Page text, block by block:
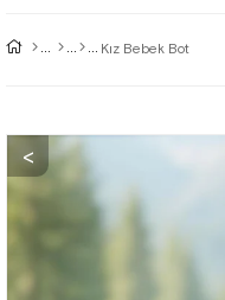
Kız Bebek Bot